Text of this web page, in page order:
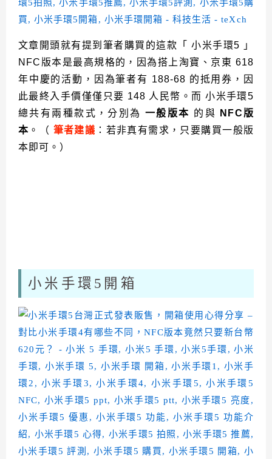
文章開頭就有提到筆者購買的這款「 小米手環5 」
NFC版本是最高規格的，因為搭上淘寶、 京東 618
年中慶的活動，因為筆者有 188-68 的抵用券，因
此最終入手價僅僅只要 148 人民幣。而 小米手環5
總共有兩種款式，分別為 一般版本 的與
NFC版
本 。（ 筆者建議 ：若非真有需求，只要購買一般版
本即可。）
小米手環5開箱